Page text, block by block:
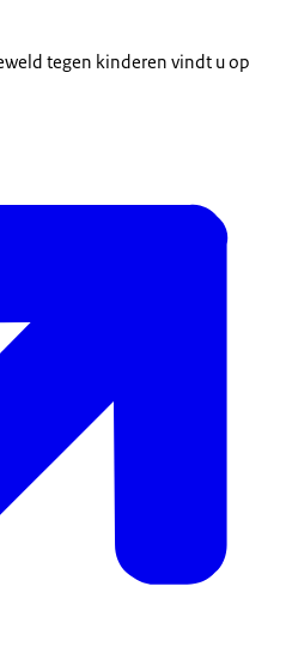
tegen kinderen vindt u op